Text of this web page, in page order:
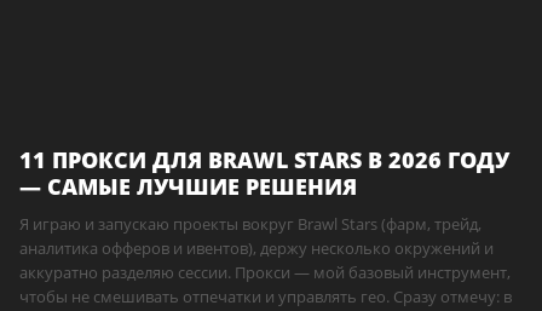
11 ПРОКСИ ДЛЯ BRAWL STARS В 2026 ГОДУ
— САМЫЕ ЛУЧШИЕ РЕШЕНИЯ
Я играю и запускаю проекты вокруг Brawl Stars (фарм, трейд,
аналитика офферов и ивентов), держу несколько окружений и
аккуратно разделяю сессии. Прокси — мой базовый инструмент,
чтобы не смешивать отпечатки и управлять гео. Сразу отмечу: в